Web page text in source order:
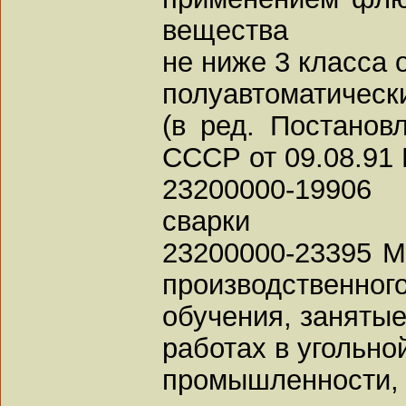
вещества
не ниже 3 класса
(в ред.
СССР от 09.08.91
23200000-19906
сварки
23200000-23395
обучения,
работах в
промышленности,